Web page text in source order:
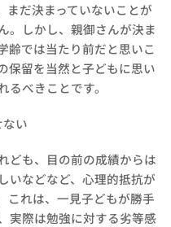
まだ決まっていないことが
。しかし、親御さんが決ま
齢では当たり前だと思いこ
保留を当然と子どもに思い
べきことです。
い
ども、目の前の成績からは
いなどなど、心理的抵抗が
これは、一見子どもが勝手
実際は勉強に対する劣等感